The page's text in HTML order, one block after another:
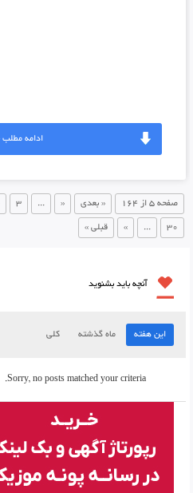
ادامه مطلب
صفحه 5 از 164 « بعدی «
...
3
30
...
» قبلی »
آنچه باید بشنوید
این هفته ماه گذشته کلی
Sorry, no posts matched your criteria.